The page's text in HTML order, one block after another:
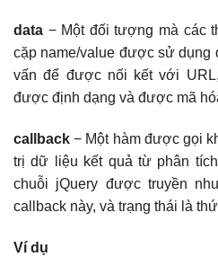
data − Một đối tượng mà các
cặp name/value được sử dụng
vấn để được nối kết với
được định dạng và được mã
callback − Một hàm được gọi
trị dữ liệu kết quả từ phân
chuỗi jQuery được truyền
callback này, và trạng thái là
Ví dụ